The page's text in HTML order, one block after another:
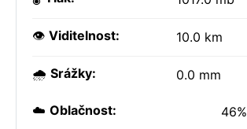
👁️ Viditelnost: 10.0 km
🌧️ Srážky: 0.0 mm
☁️ Oblačnost: 46%